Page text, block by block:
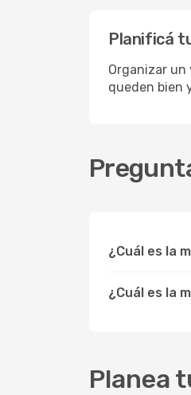
Planificá
Organizar un
queden bien
¿Cuál es la
¿Cuál es la
Planea